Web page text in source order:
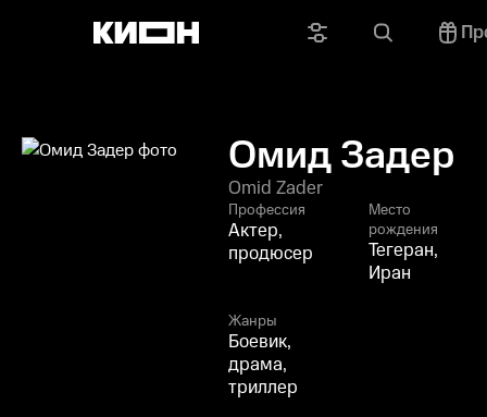
Омид Задер
Omid Zader
Профессия
Актер,
продюсер
Место
рождения
Тегеран,
Иран
Жанры
Боевик,
драма,
триллер